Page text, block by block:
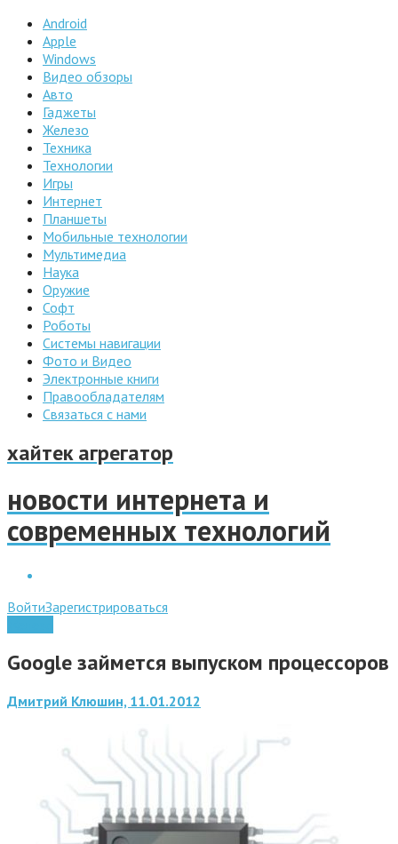
Android
Apple
Windows
Видео обзоры
Авто
Гаджеты
Железо
Техника
Технологии
Игры
Интернет
Планшеты
Мобильные технологии
Мультимедиа
Наука
Оружие
Софт
Роботы
Системы навигации
Фото и Видео
Электронные книги
Правообладателям
Связаться с нами
хайтек агрегатор
новости интернета и
современных технологий
ВойтиЗарегистрироваться
Google займется выпуском процессоров
Дмитрий Клюшин, 11.01.2012